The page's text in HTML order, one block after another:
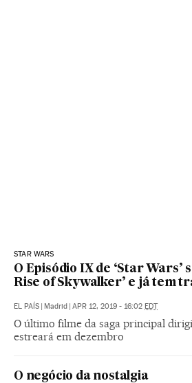
STAR WARS
O Episódio IX de ‘Star Wars’
Rise of Skywalker’ e já tem
EL PAÍS | Madrid | APR 12, 2019 - 16:02 EDT
O último filme da saga principal
estreará em dezembro
O negócio da nostalgia